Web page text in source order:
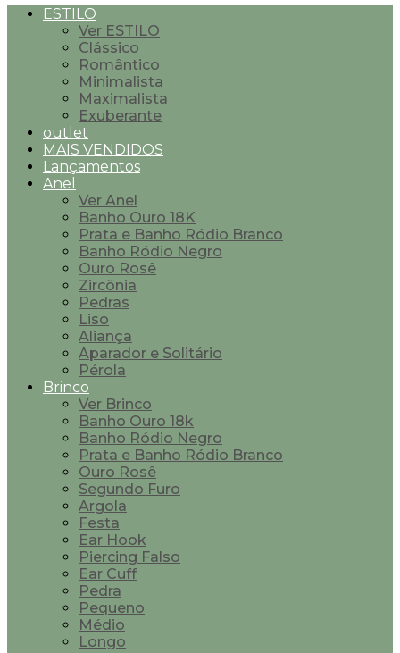
ESTILO
Ver ESTILO
Clássico
Romântico
Minimalista
Maximalista
Exuberante
outlet
MAIS VENDIDOS
Lançamentos
Anel
Ver Anel
Banho Ouro 18K
Prata e Banho Ródio Branco
Banho Ródio Negro
Ouro Rosê
Zircônia
Pedras
Liso
Aliança
Aparador e Solitário
Pérola
Brinco
Ver Brinco
Banho Ouro 18k
Banho Ródio Negro
Prata e Banho Ródio Branco
Ouro Rosê
Segundo Furo
Argola
Festa
Ear Hook
Piercing Falso
Ear Cuff
Pedra
Pequeno
Médio
Longo